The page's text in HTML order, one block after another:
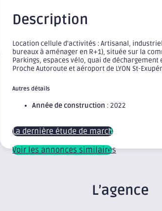
Description
Location cellule d'activités : Artisanal,
bureaux à aménager en R+1), située sur la
Parkings, espaces vélo, quai de déchargement
Proche Autoroute et aéroport de LYON St-
Autres détails
Année de construction : 2022
La dernière étude de marché
Voir les annonces similaires
L’agence